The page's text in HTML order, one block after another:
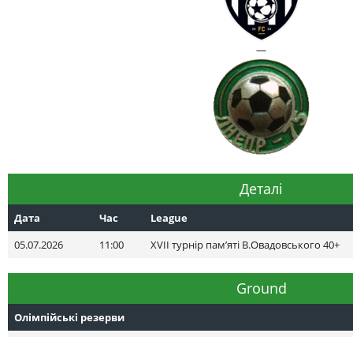
—
Деталі
Дата Час
League
05.07.2026
11:00 XVII турнір пам’яті В.Овадовського 40+
Ground
Олімпійські резерви